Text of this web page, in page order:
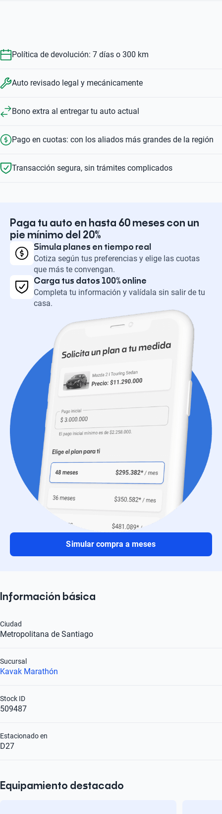
Política de devolución: 7 días o 300 km
Auto revisado legal y mecánicamente
Bono extra al entregar tu auto actual
Pago en cuotas: con los aliados más grandes de la región
Transacción segura, sin trámites complicados
Paga tu auto en hasta 60 meses con un
pie mínimo del 20%
Simula planes en tiempo real
Cotiza según tus preferencias y elige las cuotas
que más te convengan.
Carga tus datos 100% online
Completa tu información y valídala sin salir de tu
casa.
Simular compra a meses
Información básica
Metropolitana de Santiago
Ciudad
Kavak Marathón
Sucursal
509487
Stock ID
D27
Estacionado en
Equipamiento destacado